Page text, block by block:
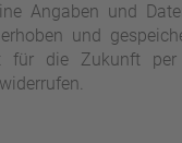
Angaben und
und
für die Zukunft